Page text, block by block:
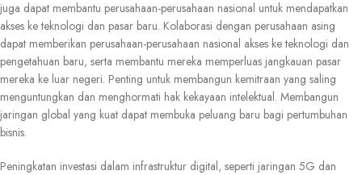
juga dapat membantu perusahaan-perusahaan nasional untuk mendapatkan
akses ke teknologi dan pasar baru. Kolaborasi dengan perusahaan asing
dapat memberikan perusahaan-perusahaan nasional akses ke teknologi dan
pengetahuan baru, serta membantu mereka memperluas jangkauan pasar
mereka ke luar negeri. Penting untuk membangun kemitraan yang saling
menguntungkan dan menghormati hak kekayaan intelektual. Membangun
jaringan global yang kuat dapat membuka peluang baru bagi pertumbuhan
bisnis.
Peningkatan investasi dalam infrastruktur digital, seperti jaringan 5G dan